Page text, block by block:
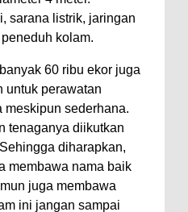
sarana listrik, jaringan
kolam.
60 ribu ekor juga
untuk perawatan
meskipun sederhana.
tenaganya diikutkan
diharapkan,
membawa nama baik
juga membawa
ini jangan sampai